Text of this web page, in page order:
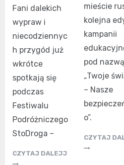
Fani dalekich
wypraw i
niecodziennyc
h przygód już
wkrótce
spotkają się
podczas
Festiwalu
Podróżniczego
StoDroga –
CZYTAJ DALEJJ
mieście
kolejna
kampanii
pod nazwą
„Twoje
– Nasze
o”.
CZYTAJ